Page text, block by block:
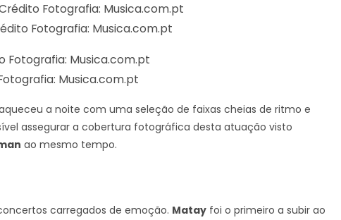
Fotografia: Musica.com.pt
Musica.com.pt
a noite com uma seleção de faixas cheias de ritmo e
assegurar a cobertura fotográfica desta atuação visto
ao mesmo tempo.
carregados de emoção. Matay foi o primeiro a subir ao